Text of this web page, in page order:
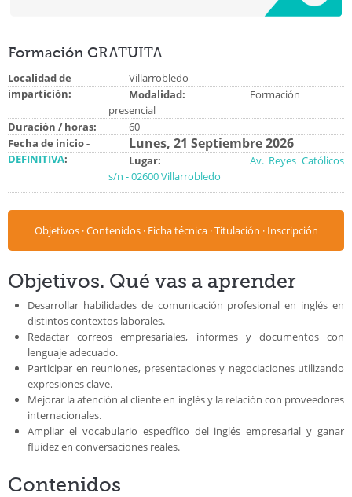
Formación GRATUITA
Localidad de
impartición:
Villarrobledo
Modalidad:
Formación
presencial
Duración / horas:
60
Fecha de inicio -
DEFINITIVA:
Lunes, 21 Septiembre 2026
Lugar:
Av. Reyes Católicos
s/n - 02600 Villarrobledo
Objetivos·Contenidos· Ficha técnica·Titulación · Inscripción
Objetivos. Qué vas a aprender
Desarrollar habilidades de comunicación profesional en inglés en
distintos contextos laborales.
Redactar correos empresariales, informes y documentos con
lenguaje adecuado.
Participar en reuniones, presentaciones y negociaciones utilizando
expresiones clave.
Mejorar la atención al cliente en inglés y la relación con proveedores
internacionales.
Ampliar el vocabulario específico del inglés empresarial y ganar
fluidez en conversaciones reales.
Contenidos